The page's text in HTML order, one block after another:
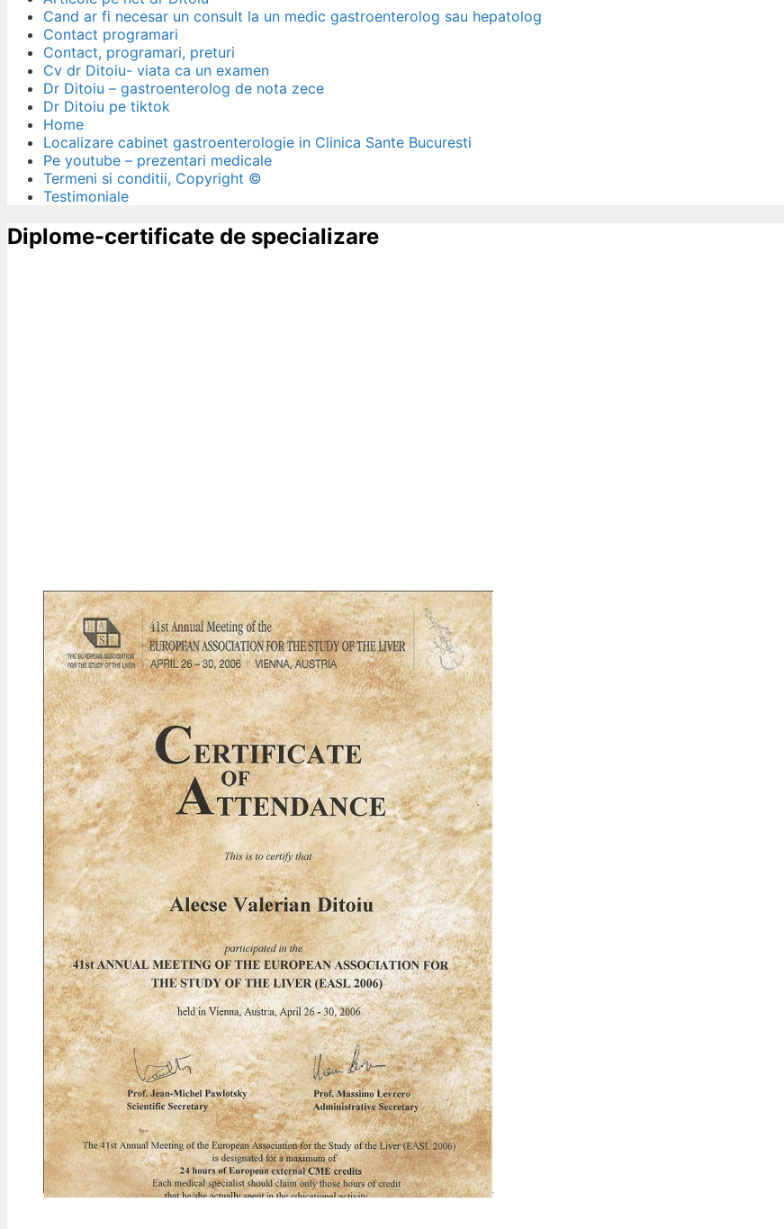
Cand ar fi necesar un consult la un medic gastroenterolog sau hepatolog
Contact programari
Contact, programari, preturi
Cv dr Ditoiu- viata ca un examen
Dr Ditoiu – gastroenterolog de nota zece
Dr Ditoiu pe tiktok
Home
Localizare cabinet gastroenterologie in Clinica Sante Bucuresti
Pe youtube – prezentari medicale
Termeni si conditii, Copyright ©
Testimoniale
Diplome-certificate de specializare